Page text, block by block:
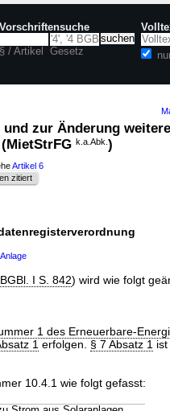
Vorschriftensuche
§ / Artikel Gesetz
zur Änderung
k.a.Abk. )
Artikel 6
zitiert
Anlage
I S. 842) wird wie folgt
1 des Erneuerbare-
1 erfolgen. § 7 Absatz 1
10.4.1 wie folgt gefasst: